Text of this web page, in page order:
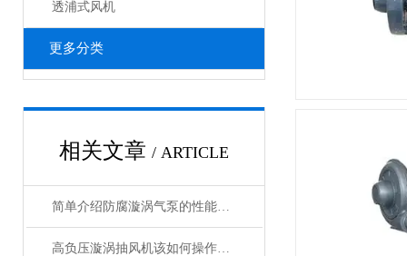
透浦式风机
更多分类
相关文章 / ARTICLE
简单介绍防腐漩涡气泵的性能特点
高负压漩涡抽风机该如何操作停机